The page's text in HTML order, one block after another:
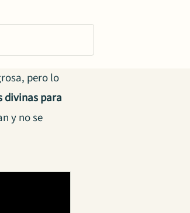
pero lo
divinas para
y no se